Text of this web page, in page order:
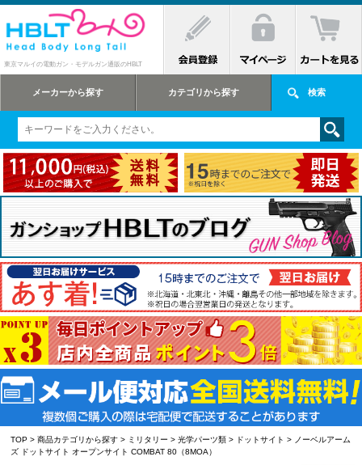
東京マルイの電動ガン・モデルガン通販のHBLT
メーカーから探す カテゴリから探す 検索
TOP >商品カテゴリから探す > ミリタリー >光学パーツ類 > ドットサイト > ノーベルアーム
ズ ドットサイト オープンサイト COMBAT 80（8MOA）